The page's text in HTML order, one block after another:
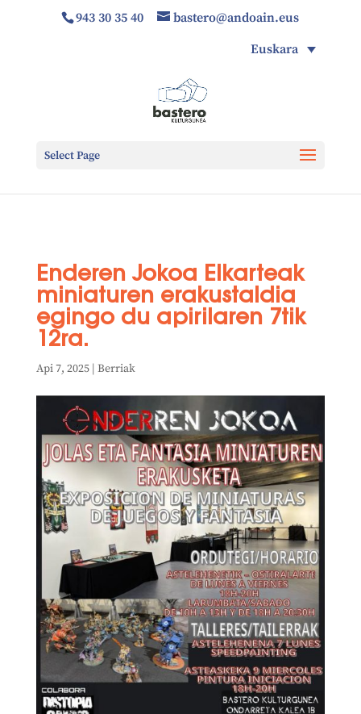
943 30 35 40
bastero@andoain.eus
Euskara
Select Page
Enderen Jokoa Elkarteak
miniaturen erakustaldia
egingo du apirilaren 7tik
12ra.
Api 7, 2025| Berriak